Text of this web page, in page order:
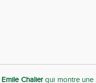
Emile Chalierqui montre une